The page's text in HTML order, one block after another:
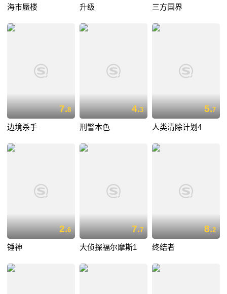
海市蜃楼 升级 三方国界
7.8
边境杀手
4.3
刑警本色
5.7
人类清除计划4
2.6
锤神
7.7
大侦探福尔摩斯1
8.2
终结者